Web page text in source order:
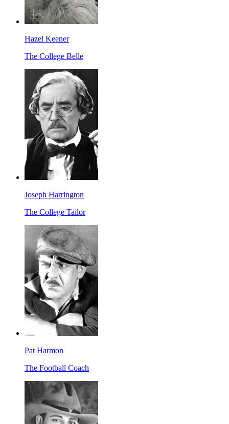
Hazel Keener
The College Belle
Joseph Harrington
The College Tailor
Pat Harmon
The Football Coach